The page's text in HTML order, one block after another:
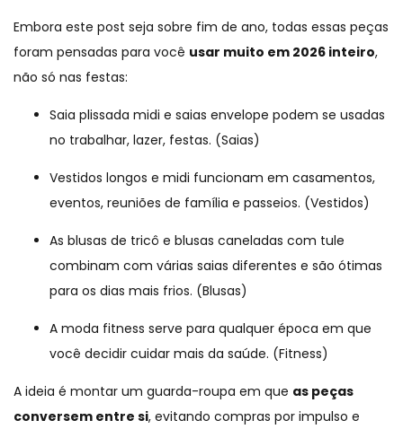
Embora este post seja sobre fim de ano, todas essas peças
foram pensadas para você usar muito em 2026 inteiro,
não só nas festas:
Saia plissada midi e saias envelope podem se usadas
no trabalhar, lazer, festas. (Saias)
Vestidos longos e midi funcionam em casamentos,
eventos, reuniões de família e passeios. (Vestidos)
As blusas de tricô e blusas caneladas com tule
combinam com várias saias diferentes e são ótimas
para os dias mais frios. (Blusas)
A moda fitness serve para qualquer época em que
você decidir cuidar mais da saúde. (Fitness)
A ideia é montar um guarda-roupa em que as peças
conversem entre si, evitando compras por impulso e